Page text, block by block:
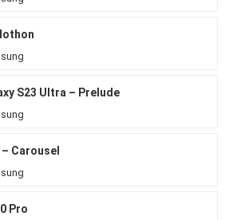
S23 Ultra – Prelude
Carousel
Pro